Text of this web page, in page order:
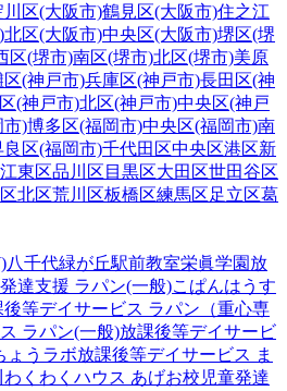
川区(大阪市)鶴見区(大阪市)住之江
北区(大阪市)中央区(大阪市)堺区(堺
区(堺市)南区(堺市)北区(堺市)美原
区(神戸市)兵庫区(神戸市)長田区(神
(神戸市)北区(神戸市)中央区(神戸
市)博多区(福岡市)中央区(福岡市)南
良区(福岡市)千代田区中央区港区新
江東区品川区 目黒区大田区世田谷区
北区荒川区板橋区練馬区足立区葛
八千代緑が丘駅前教室栄眞学園放
達支援 ラパン(一般)こぱんはうす
後等デイサービス ラパン（重心専
ラパン(一般)放課後等デイサービ
ょうラボ放課後等デイサービス ま
わくわくハウス あげお校 児童発達